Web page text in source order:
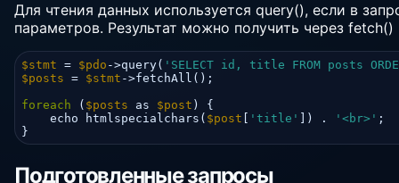
Для чтения данных используется query(), если в
параметров. Результат можно получить через
$stmt = $pdo ->query( 'SELECT id, title FROM posts
$posts = $stmt ->fetchAll();
foreach ( $posts as $post ) {
    echo htmlspecialchars(
$post 'title' ]) . '<br>' ;
}
Подготовленные запросы